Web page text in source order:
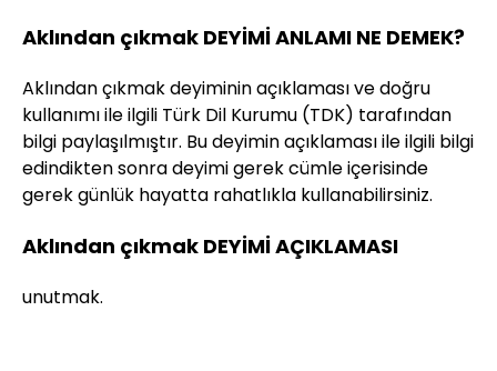
Aklından çıkmak DEYİMİ ANLAMI NE DEMEK?
Aklından çıkmak deyiminin açıklaması ve doğru
kullanımı ile ilgili Türk Dil Kurumu (TDK) tarafından
bilgi paylaşılmıştır. Bu deyimin açıklaması ile ilgili bilgi
edindikten sonra deyimi gerek cümle içerisinde
gerek günlük hayatta rahatlıkla kullanabilirsiniz.
Aklından çıkmak DEYİMİ AÇIKLAMASI
unutmak.